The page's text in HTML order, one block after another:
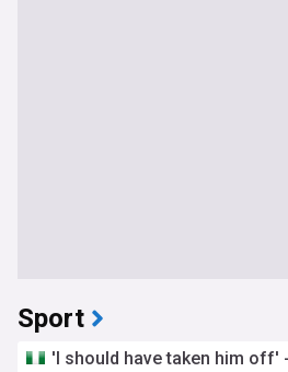
Sport
'I should have taken him off'